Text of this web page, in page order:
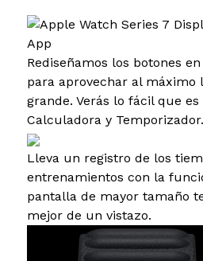
Rediseñamos los botones
para aprovechar al máximo
grande. Verás lo fácil que
Calculadora y Temporizador.
Lleva un registro de los
entrenamientos con la
pantalla de mayor tamaño
mejor de un vistazo.